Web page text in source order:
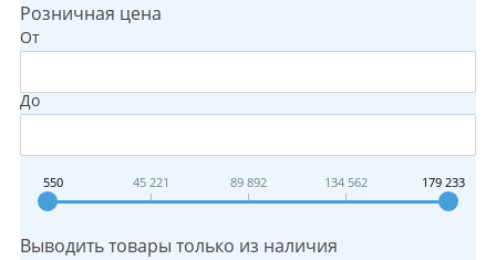
Розничная цена
От
До
550 45 221 89 892 134 562 179 233
Выводить товары только из наличия